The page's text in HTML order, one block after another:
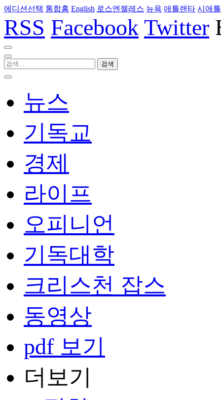
에디션선택 통합홈 English 로스엔젤레스 뉴욕 애틀랜타 시애틀
RSS Facebook Twitter
뉴스
기독교
경제
라이프
오피니언
기독대학
크리스천 잡스
동영상
pdf 보기
더보기